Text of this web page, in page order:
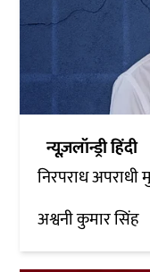
न्यूज़लॉन्ड्री हिंदी
निरपराध
अश्वनी कुमार सिंह